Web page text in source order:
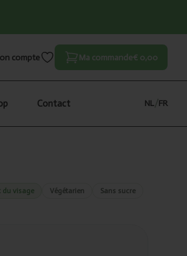
compte Ma commande€ 0,00
Contact NL FR
du visage Végétarien
Sans sucre